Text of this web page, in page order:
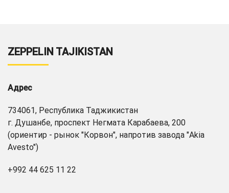
ZEPPELIN TAJIKISTAN
Адрес
734061, Республика Таджикистан
г. Душанбе, проспект Негмата Карабаева, 200
(ориентир - рынок "Корвон", напротив завода "Akia
Avesto")
+992 44 625 11 22